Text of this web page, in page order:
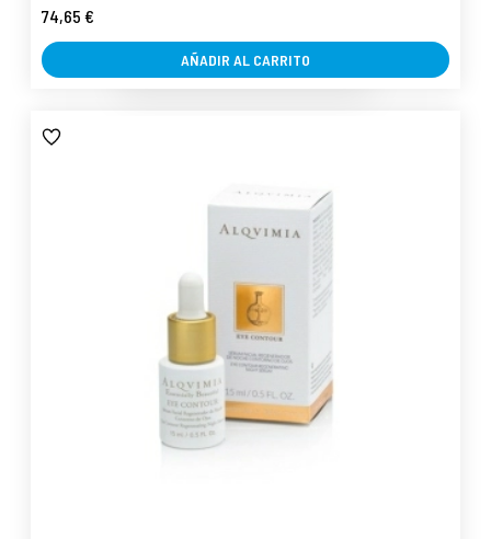
74,65 €
AÑADIR AL CARRITO